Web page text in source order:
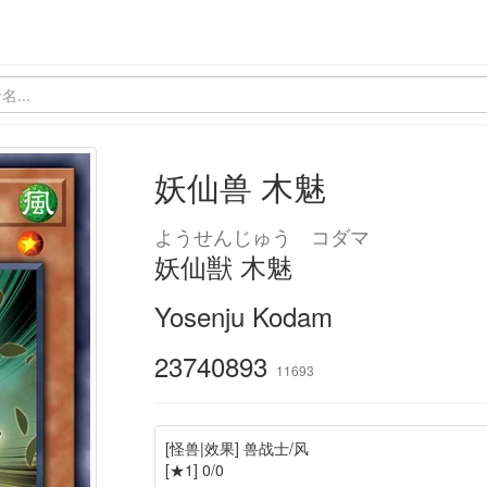
妖仙兽 木魅
ようせんじゅう コダマ
妖仙獣 木魅
Yosenju Kodam
23740893 11693
[怪兽|效果] 兽战士/风
[★1] 0/0